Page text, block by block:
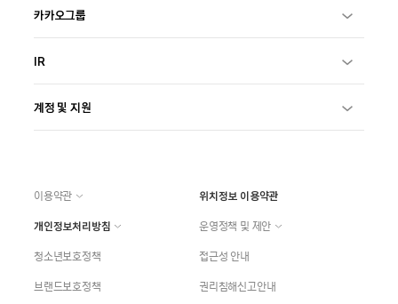
카카오그룹
IR
계정 및 지원
이용약관
위치정보 이용약관
개인정보처리방침
운영정책 및 제안
청소년보호정책
접근성 안내
브랜드보호정책
권리침해신고안내